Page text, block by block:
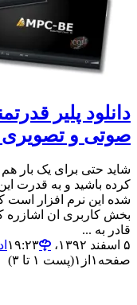
دانلود پلیر
صوتی و تصویری MPC-BE 1.8.8
شده این نرم افزار است
بخش کاربری ان اشازره
قادر به ...
۵ اسفند ۱۳۹۲،‏ ۱۹:۲۳
صفحه ۱ از ۱(پست ۱ تا ۳)